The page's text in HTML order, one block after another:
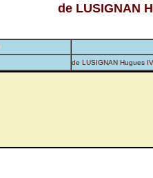
de LUSIGNAN
de LUSIGNAN Hugues